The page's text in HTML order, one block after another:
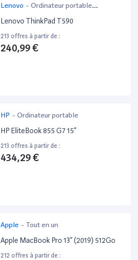
Lenovo - Ordinateur portable
bureautique
Lenovo ThinkPad T590
213 offres à partir de :
240,99 €
HP - Ordinateur portable
HP EliteBook 855 G7 15”
213 offres à partir de :
434,29 €
Apple - Tout en un
Apple MacBook Pro 13” (2019) 512Go
212 offres à partir de :